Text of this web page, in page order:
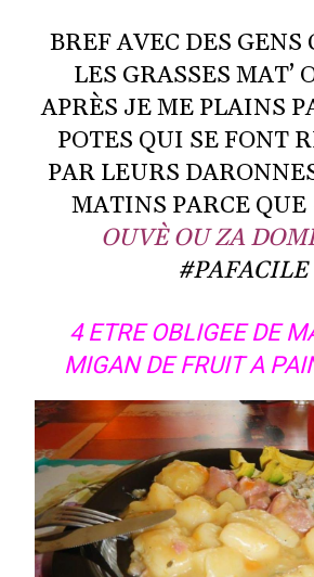
BREF AVEC DES GENS
LES GRASSES MAT’
APRÈS JE ME PLAINS
POTES QUI SE FONT
PAR LEURS
MATINS PARCE QUE
OUVÈ OU ZA
#PAFACILE
4 ETRE OBLIGEE DE
MIGAN DE FRUIT A